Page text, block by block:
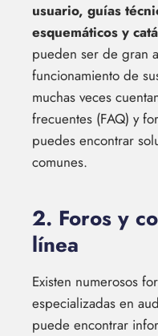
usuario, guías
esquemáticos y
pueden ser de gran
funcionamiento de
muchas veces
frecuentes (FAQ) y
puedes encontrar
comunes.
2. Foros y
línea
Existen numerosos
especializadas en
puede encontrar